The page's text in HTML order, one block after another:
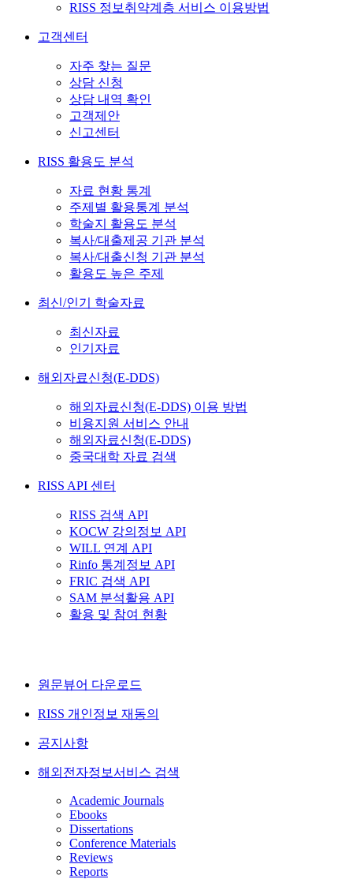
RISS 정보취약계층 서비스 이용방법
고객센터
자주 찾는 질문
상담 신청
상담 내역 확인
고객제안
신고센터
RISS 활용도 분석
자료 현황 통계
주제별 활용통계 분석
학술지 활용도 분석
복사/대출제공 기관 분석
복사/대출신청 기관 분석
활용도 높은 주제
최신/인기 학술자료
최신자료
인기자료
해외자료신청(E-DDS)
해외자료신청(E-DDS) 이용 방법
비용지원 서비스 안내
해외자료신청(E-DDS)
중국대학 자료 검색
RISS API 센터
RISS 검색 API
KOCW 강의정보 API
WILL 연계 API
Rinfo 통계정보 API
FRIC 검색 API
SAM 분석활용 API
활용 및 참여 현황
원문뷰어 다운로드
RISS 개인정보 재동의
공지사항
해외전자정보서비스 검색
Academic Journals
Ebooks
Dissertations
Conference Materials
Reviews
Reports